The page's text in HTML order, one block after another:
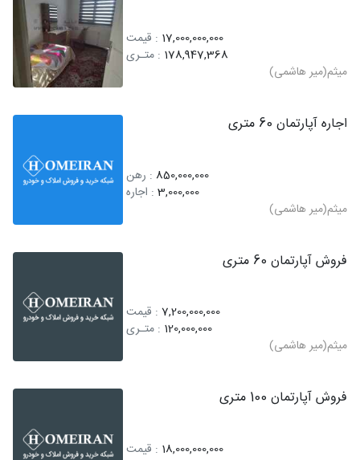
17,000,000,000 : قیمت
178,947,368 : متـری
میثم(میر هاشمی)
اجاره آپارتمان 60 متری
850,000,000 : رهن
3,000,000 : اجاره
میثم(میر هاشمی)
فروش آپارتمان 60 متری
7,200,000,000 : قیمت
120,000,000 : متـری
میثم(میر هاشمی)
فروش آپارتمان 100 متری
18,000,000,000 : قیمت